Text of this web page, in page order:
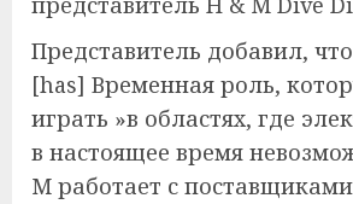
Представитель добавил,
[has] Временная роль,
играть »в областях, где
в настоящее время
M работает с